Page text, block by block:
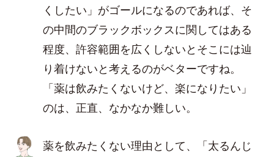
くしたい」がゴールになるのであれば、そ
の中間のブラックボックスに関してはある
程度、許容範囲を広くしないとそこには辿
り着けないと考えるのがベターですね。
「薬は飲みたくないけど、楽になりたい」
のは、正直、なかなか難しい。
薬を飲みたくない理由として、「太るんじ